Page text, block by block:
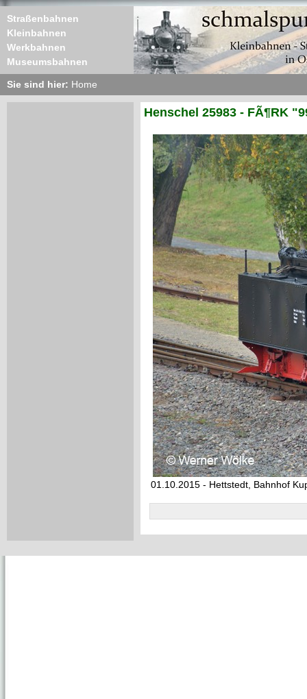
Straßenbahnen
Kleinbahnen
Werkbahnen
Museumsbahnen
Sie sind hier: Home
Henschel 25983 - FÃ¶RK
01.10.2015 - Hettstedt, Bahnhof